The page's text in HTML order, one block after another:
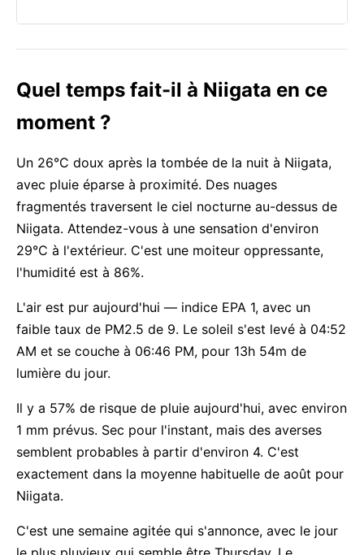
Quel temps fait-il à Niigata en ce
moment ?
Un 26°C doux après la tombée de la nuit à Niigata,
avec pluie éparse à proximité. Des nuages
fragmentés traversent le ciel nocturne au-dessus de
Niigata. Attendez-vous à une sensation d'environ
29°C à l'extérieur. C'est une moiteur oppressante,
l'humidité est à 86%.
L'air est pur aujourd'hui — indice EPA 1, avec un
faible taux de PM2.5 de 9. Le soleil s'est levé à 04:52
AM et se couche à 06:46 PM, pour 13h 54m de
lumière du jour.
Il y a 57% de risque de pluie aujourd'hui, avec environ
1 mm prévus. Sec pour l'instant, mais des averses
semblent probables à partir d'environ 4. C'est
exactement dans la moyenne habituelle de août pour
Niigata.
C'est une semaine agitée qui s'annonce, avec le jour